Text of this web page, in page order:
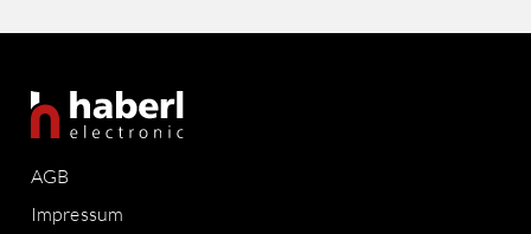
AGB
Impressum